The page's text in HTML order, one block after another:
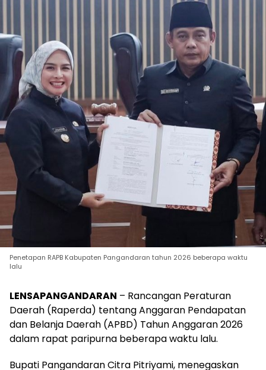
Penetapan RAPB Kabupaten Pangandaran tahun 2026 beberapa waktu
lalu
LENSAPANGANDARAN – Rancangan Peraturan
Daerah (Raperda) tentang Anggaran Pendapatan
dan Belanja Daerah (APBD) Tahun Anggaran 2026
dalam rapat paripurna beberapa waktu lalu.
Bupati Pangandaran Citra Pitriyami, menegaskan